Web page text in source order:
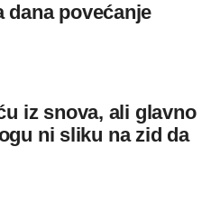
dana povećanje
iz snova, ali glavno
ni sliku na zid da